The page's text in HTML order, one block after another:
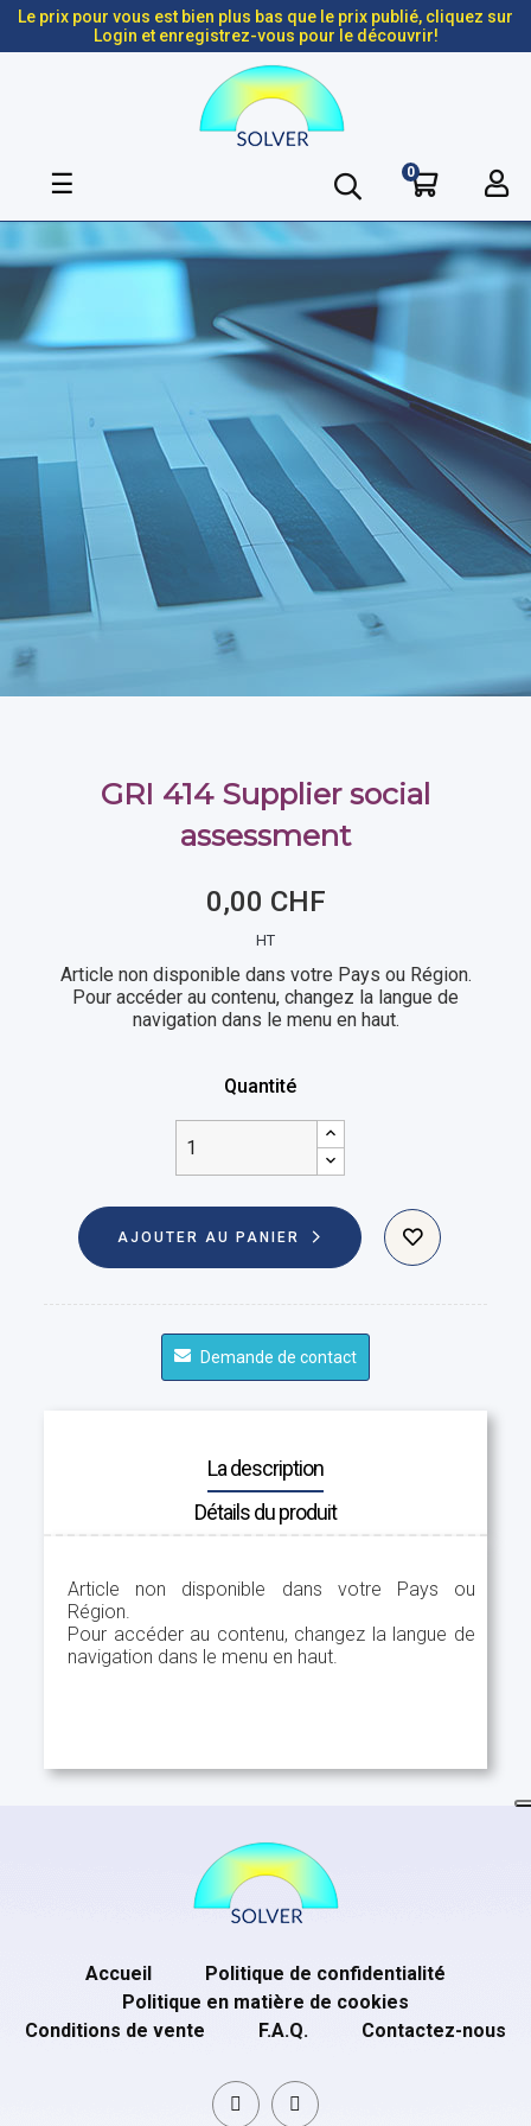
Le prix pour vous est bien plus bas que le prix publié, cliquez sur
Login et enregistrez-vous pour le découvrir!
Basculer
navigation
☰ 0
GRI 414 Supplier social
assessment
0,00 CHF
HT
Article non disponible dans votre Pays ou Région.
Pour accéder au contenu, changez la langue de
navigation dans le menu en haut.
Quantité
AJOUTER AU PANIER
Demande de contact
La description
Détails du produit
Article non disponible dans votre Pays ou
Région.
Pour accéder au contenu, changez la langue de
navigation dans le menu en haut.
Accueil
Politique de confidentialité
Politique en matière de cookies
Conditions de vente
F.A.Q. Contactez-nous